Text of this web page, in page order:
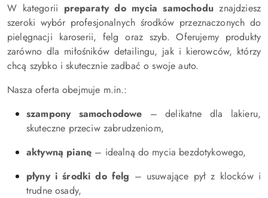
W kategorii preparaty do mycia samochoduznajdziesz
szeroki wybór profesjonalnych środków przeznaczonych do
pielęgnacji karoserii, felg oraz szyb. Oferujemy produkty
zarówno dla miłośników detailingu, jak i kierowców, którzy
chcą szybko i skutecznie zadbać o swoje auto.
Nasza oferta obejmuje m.in.:
szampony samochodowe – delikatne dla lakieru,
skuteczne przeciw zabrudzeniom,
aktywną pianę – idealną do mycia bezdotykowego,
płyny i środki do felg – usuwające pył z klocków i
trudne osady,